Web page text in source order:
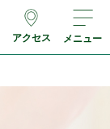
アクセス メニュー